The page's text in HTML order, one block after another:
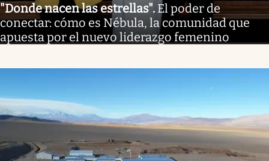
"Donde nacen las estrellas". El poder de
conectar: cómo es Nébula, la comunidad que
apuesta por el nuevo liderazgo femenino